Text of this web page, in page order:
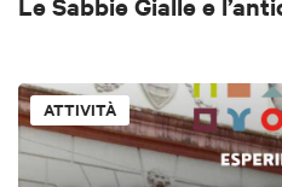
ATTIVITÀ